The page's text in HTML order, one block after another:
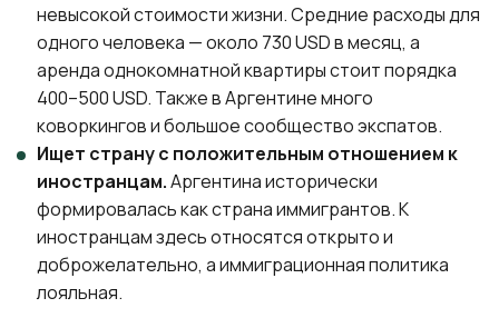
невысокой стоимости жизни. Средние расходы для
одного человека — около 730 USD в месяц, а
аренда однокомнатной квартиры стоит порядка
400–500 USD. Также в Аргентине много
коворкингов и большое сообщество экспатов.
Ищет страну с положительным отношением к
иностранцам.Аргентина исторически
формировалась как страна иммигрантов. К
иностранцам здесь относятся открыто и
доброжелательно, а иммиграционная политика
лояльная.